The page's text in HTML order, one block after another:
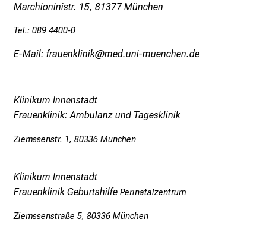
Marchioninistr. 15, 81377 München
Tel.: 089 4400-0
E-Mail: frauenklinik@med.uni-muenchen.de
Klinikum Innenstadt
Frauenklinik: Ambulanz und Tagesklinik
Ziemssenstr. 1, 80336 München
Klinikum Innenstadt
Frauenklinik Geburtshilfe Perinatalzentrum
Ziemssenstraße 5, 80336 München